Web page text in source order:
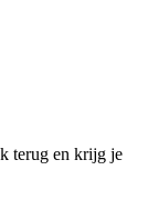
terug en krijg je